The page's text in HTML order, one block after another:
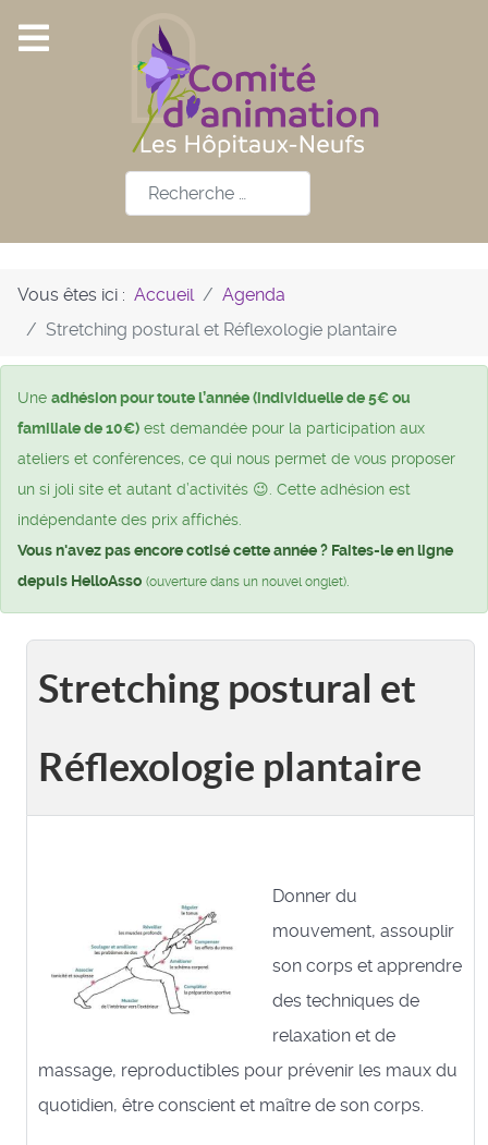
Rechercher
Vous êtes ici : Accueil
Agenda
Stretching postural et Réflexologie plantaire
Une adhésion pour toute l’année (individuelle de 5€ ou
familiale de 10€) est demandée pour la participation aux
ateliers et conférences, ce qui nous permet de vous proposer
un si joli site et autant d’activités 😉. Cette adhésion est
indépendante des prix affichés.
Vous n'avez pas encore cotisé cette année ? Faites-le en ligne
depuis HelloAsso (ouverture dans un nouvel onglet)
Stretching postural et
Réflexologie plantaire
Donner du
mouvement, assouplir
son corps et apprendre
des techniques de
relaxation et de
massage, reproductibles pour prévenir les maux du
quotidien, être conscient et maître de son corps.